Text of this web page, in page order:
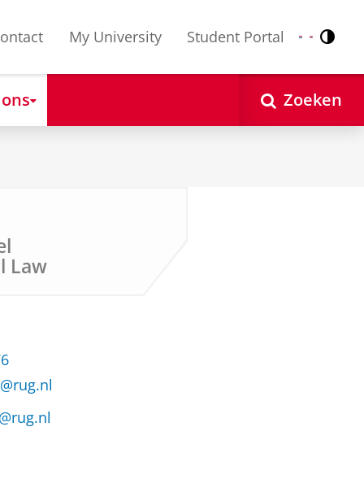
My University Student Portal Nederlands
English
Zoeken
Law